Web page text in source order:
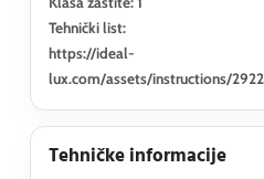
Tehnički list:
https://ideal-
lux.com/assets/instructions/
Tehničke informacije